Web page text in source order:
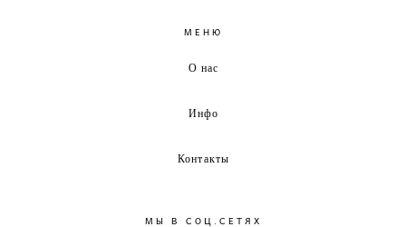
МЕНЮ
О нас
Инфо
Контакты
МЫ В СОЦ.СЕТЯХ